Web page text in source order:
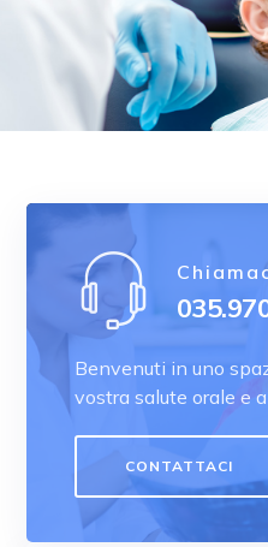
Benvenuti in uno
vostra salute orale e
CONTATTACI